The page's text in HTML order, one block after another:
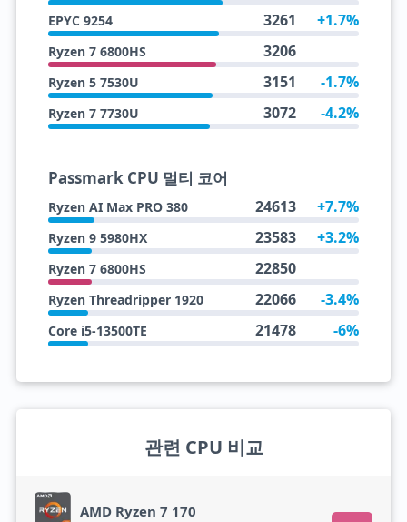
EPYC 9254 3261 +1.7%
Ryzen 7 6800HS 3206
Ryzen 5 7530U 3151 -1.7%
Ryzen 7 7730U 3072 -4.2%
Passmark CPU 멀티 코어
Ryzen AI Max PRO 380 24613 +7.7%
Ryzen 9 5980HX 23583 +3.2%
Ryzen 7 6800HS 22850
Ryzen Threadripper 1920 22066 -3.4%
Core i5-13500TE 21478 -6%
관련 CPU 비교
AMD Ryzen 7 170